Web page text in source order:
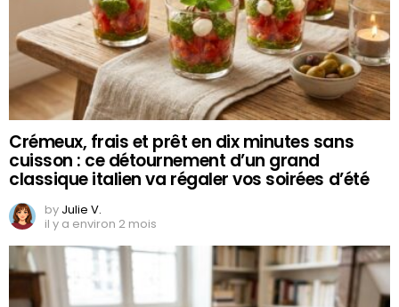
Crémeux, frais et prêt en dix minutes sans
cuisson : ce détournement d’un grand
classique italien va régaler vos soirées d’été
by Julie V.
il y a environ 2 mois